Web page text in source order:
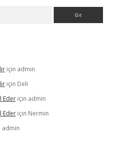
için admin
için Deli
Eder için admin
Eder için Nermin
admin